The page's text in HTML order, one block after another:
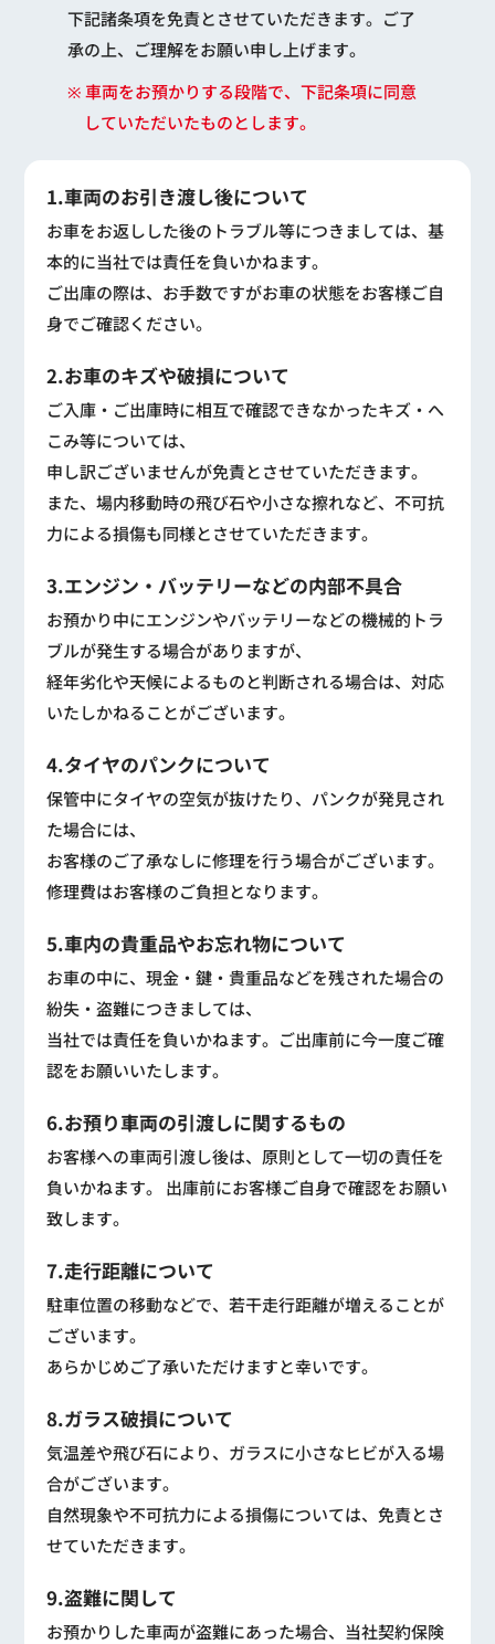
下記諸条項を免責とさせていただきます。ご了
承の上、ご理解をお願い申し上げます。
※ 車両をお預かりする段階で、下記条項に同意
していただいたものとします。
1.車両のお引き渡し後について
お車をお返しした後のトラブル等につきましては、基
本的に当社では責任を負いかねます。
ご出庫の際は、お手数ですがお車の状態をお客様ご自
身でご確認ください。
2.お車のキズや破損について
ご入庫・ご出庫時に相互で確認できなかったキズ・へ
こみ等については、
申し訳ございませんが免責とさせていただきます。
また、場内移動時の飛び石や小さな擦れなど、不可抗
力による損傷も同様とさせていただきます。
3.エンジン・バッテリーなどの内部不具合
お預かり中にエンジンやバッテリーなどの機械的トラ
ブルが発生する場合がありますが、
経年劣化や天候によるものと判断される場合は、対応
いたしかねることがございます。
4.タイヤのパンクについて
保管中にタイヤの空気が抜けたり、パンクが発見され
た場合には、
お客様のご了承なしに修理を行う場合がございます。
修理費はお客様のご負担となります。
5.車内の貴重品やお忘れ物について
お車の中に、現金・鍵・貴重品などを残された場合の
紛失・盗難につきましては、
当社では責任を負いかねます。ご出庫前に今一度ご確
認をお願いいたします。
6.お預り車両の引渡しに関するもの
お客様への車両引渡し後は、原則として一切の責任を
負いかねます。 出庫前にお客様ご自身で確認をお願い
致します。
7.走行距離について
駐車位置の移動などで、若干走行距離が増えることが
ございます。
あらかじめご了承いただけますと幸いです。
8.ガラス破損について
気温差や飛び石により、ガラスに小さなヒビが入る場
合がございます。
自然現象や不可抗力による損傷については、免責とさ
せていただきます。
9.盗難に関して
お預かりした車両が盗難にあった場合、当社契約保険